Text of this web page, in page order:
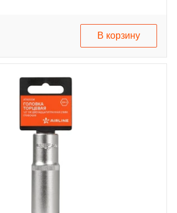
В корзину